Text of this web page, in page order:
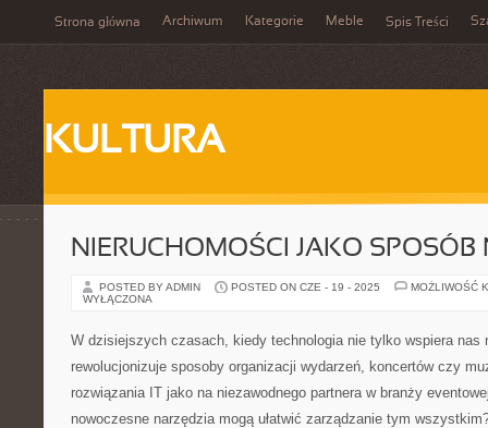
Strona główna Archiwum Kategorie Meble Spis Treści
KULTURA
NIERUCHOMOŚCI JAKO SPOSÓB
POSTED BY ADMIN POSTED ON CZE - 19 - 2025
MOŻLIWOŚĆ
WYŁĄCZONA
W dzisiejszych czasach, kiedy technologia nie tylko wspiera nas
rewolucjonizuje sposoby organizacji wydarzeń, koncertów czy
rozwiązania IT jako na niezawodnego partnera w branży
nowoczesne narzędzia mogą ułatwić zarządzanie tym